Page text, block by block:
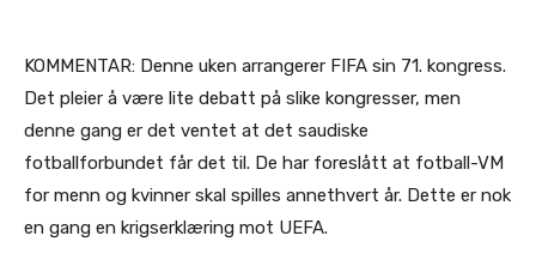
KOMMENTAR: Denne uken arrangerer FIFA sin 71. kongress.
Det pleier å være lite debatt på slike kongresser, men
denne gang er det ventet at det saudiske
fotballforbundet får det til. De har foreslått at fotball-VM
for menn og kvinner skal spilles annethvert år. Dette er nok
en gang en krigserklæring mot UEFA.